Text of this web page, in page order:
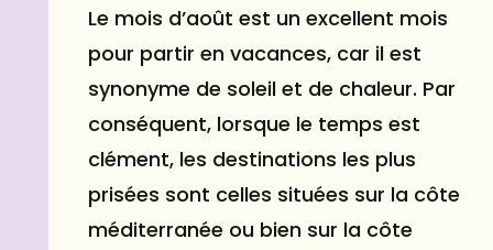
Le mois d’août est un excellent mois
pour partir en vacances, car il est
synonyme de soleil et de chaleur. Par
conséquent, lorsque le temps est
clément, les destinations les plus
prisées sont celles situées sur la côte
méditerranée ou bien sur la côte